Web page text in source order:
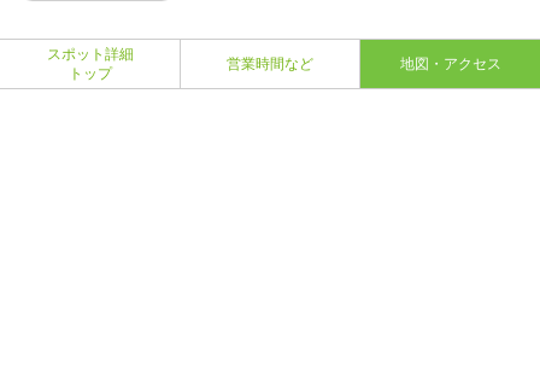
スポット詳細
トップ
営業時間など 地図・アクセス